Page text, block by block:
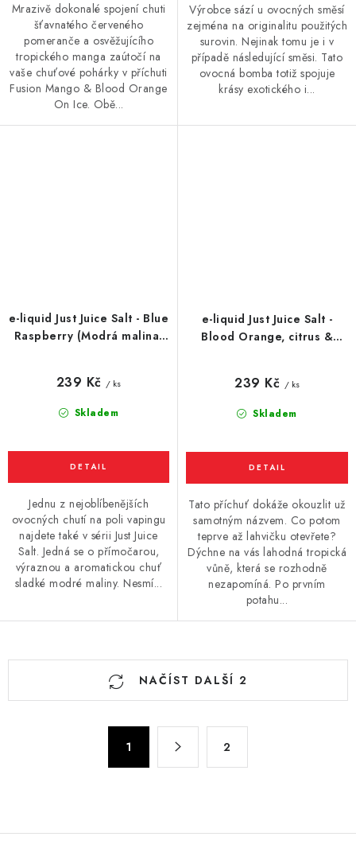
Mrazivě dokonalé spojení chuti
šťavnatého červeného
pomeranče a osvěžujícího
tropického manga zaútočí na
vaše chuťové pohárky v příchuti
Fusion Mango & Blood Orange
On Ice. Obě...
Výrobce sází u ovocných směsí
zejména na originalitu použitých
surovin. Nejinak tomu je i v
případě následující směsi. Tato
ovocná bomba totiž spojuje
krásy exotického i...
e-liquid Just Juice Salt - Blue
Raspberry (Modrá malina)
Skladem
239 Kč / ks
Jednu z nejoblíbenějších
ovocných chutí na poli vapingu
najdete také v sérii Just Juice
Salt. Jedná se o přímočarou,
výraznou a aromatickou chuť
sladké modré maliny. Nesmí...
e-liquid Just Juice Salt -
Blood Orange, citrus &
Skladem
239 Kč / ks
Tato příchuť dokáže okouzlit už
samotným názvem. Co potom
teprve až lahvičku otevřete?
Dýchne na vás lahodná tropická
vůně, která se rozhodně
nezapomíná. Po prvním
potahu...
O
p
NAČÍST DALŠÍ 2
k
1 2